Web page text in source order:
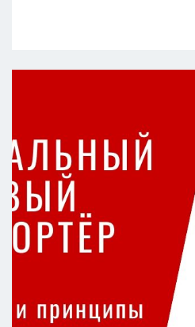
международную
обсуждены вопросы
совместных
технологических
возможностей